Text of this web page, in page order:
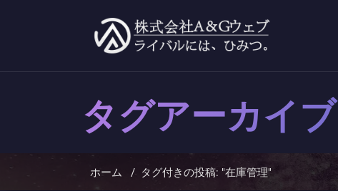
へ
タグアーカイブ
ホーム / タグ付きの投稿: "在庫管理"